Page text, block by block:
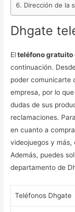
Dirección de la
Dhgate
Elteléfono gratuito
continuación.
poder comunicarte
empresa, por lo
dudas de sus
reclamaciones.
en cuanto a
videojuegos y más,
Además, puedes
departamento de
Teléfonos Dhgate